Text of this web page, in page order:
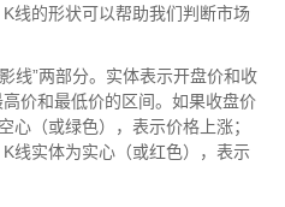
线的形状可以帮助我们判断市场
线”两部分。实体表示开盘价和收
价和最低价的区间。如果收盘价
心（或绿色），表示价格上涨；
线实体为实心（或红色），表示